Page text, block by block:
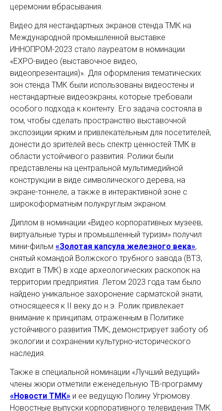
церемонии вбрасывания.
Видео для нестандартных экранов стенда ТМК на
Международной промышленной выставке
ИННОПРОМ-2023 стало лауреатом в номинации
«EXPO-видео (выставочное видео,
видеопрезентация)». Для оформления тематических
зон стенда ТМК были использованы видеостены и
нестандартные видеоэкраны, которые требовали
особого подхода к контенту. Его задача состояла в
том, чтобы сделать пространство выставочной
экспозиции ярким и привлекательным для посетителей,
донести до зрителей весь спектр ценностей ТМК в
области устойчивого развития. Ролики были
представлены на центральной мультимедийной
конструкции в виде символического дерева, на
экране-тоннеле, а также в интерактивной зоне с
широкоформатным полукруглым экраном.
Диплом в номинации «Видео корпоративных музеев,
виртуальные туры и промышленный туризм» получил
мини-фильм «Золотая капсула железного века»,
снятый командой Волжского трубного завода (ВТЗ,
входит в ТМК) в ходе археологических раскопок на
территории предприятия. Летом 2023 года там было
найдено уникальное захоронение сарматской знати,
относящееся к II веку до н.э. Ролик привлекает
внимание к принципам, отраженным в Политике
устойчивого развития ТМК, демонстрирует заботу об
экологии и сохранении культурно-исторического
наследия.
Также в специальной номинации «Лучший ведущий»
члены жюри отметили еженедельную ТВ-программу
«Новости ТМК» и ее ведущую Полину Угрюмову.
Новостные выпуски корпоративного телевидения ТМК